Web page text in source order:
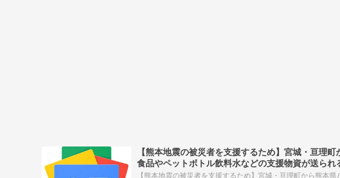
【熊本地震の被災者を支援するため】宮城・亘理
食品やペットボトル飲料水などの支援物資が送ら
ニュース
【熊本地震の被災者を支援するため】宮城・亘理町から熊本